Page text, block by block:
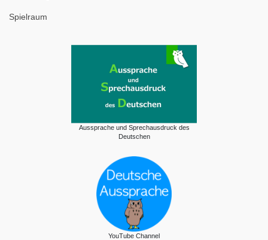
Spielraum
Aussprache und Sprechausdruck des
Deutschen
YouTube Channel